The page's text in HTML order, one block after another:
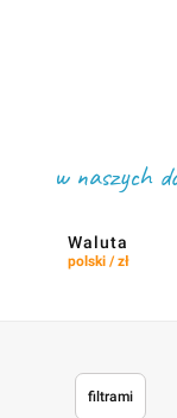
w naszych
Waluta
polski / zł
filtrami